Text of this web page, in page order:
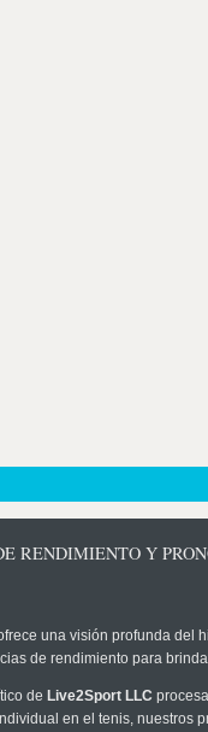
RENDIMIENTO Y
una visión profunda del
de rendimiento para
de Live2Sport LLC
en el tenis, nuestros